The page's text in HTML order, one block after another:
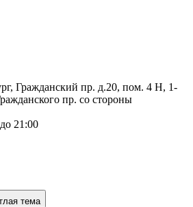
Гражданский пр. д.20, пом. 4 Н, 1-
пр. со стороны
21:00
тема